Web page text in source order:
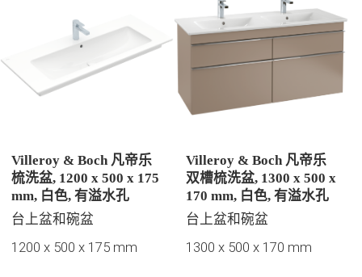
Villeroy & Boch 凡帝乐
梳洗盆, 1200 x 500 x 175
mm, 白色, 有溢水孔
台上盆和碗盆
1200 x 500 x 175 mm
Villeroy & Boch 凡帝乐
双槽梳洗盆, 1300 x 500 x
170 mm, 白色, 有溢水孔
台上盆和碗盆
1300 x 500 x 170 mm